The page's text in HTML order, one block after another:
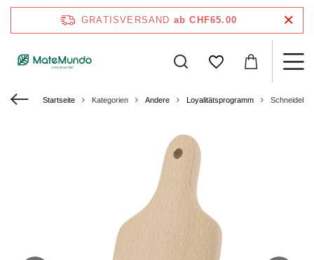
GRATISVERSAND ab CHF65.00
Startseite Kategorien Andere Loyalitätsprogramm